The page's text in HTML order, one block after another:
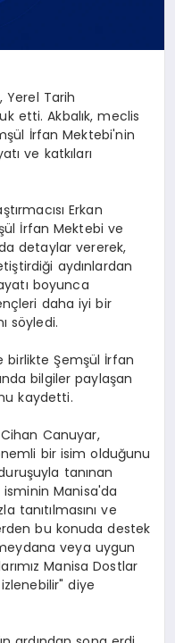
Yerel Tarih
etti. Akbalık, meclis
İrfan Mektebi'nin
ve katkıları
Erkan
İrfan Mektebi ve
detaylar vererek,
aydınlardan
boyunca
daha iyi bir
söyledi.
birlikte Şemşül İrfan
bilgiler paylaşan
kaydetti.
Canuyar,
bir isim olduğunu
tanınan
Manisa'da
tanıtılmasını ve
bu konuda destek
veya uygun
Manisa Dostlar
diye